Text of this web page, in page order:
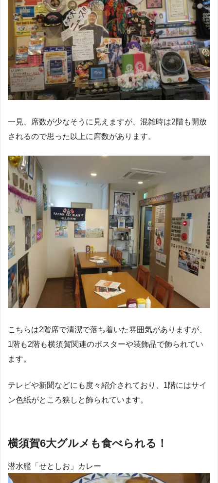
一見、席数が少なそうに見えますが、混雑時は2階も開放
されるので思った以上に席数があります。
こちらは2階席で清潔で落ち着いた雰囲気がありますが、
1階も2階も横須賀関連のポスターや装飾品で飾られてい
ます。
テレビや新聞などにも度々紹介されており、1階にはサイ
ン色紙がところ狭しと飾られています。
横須賀6大グルメも食べられる！
潜水艦「せとしお」カレー